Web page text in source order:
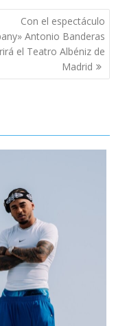
Con el espectáculo
Antonio Banderas
el Teatro Albéniz de
Madrid